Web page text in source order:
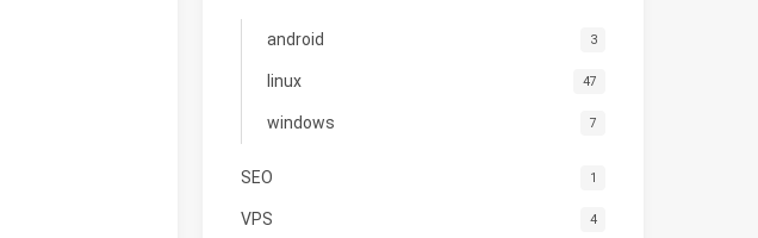
android 3
linux 47
windows 7
SEO 1
VPS 4